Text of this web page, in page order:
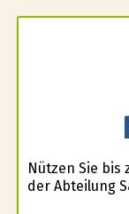
Nützen Sie bis
der Abteilung